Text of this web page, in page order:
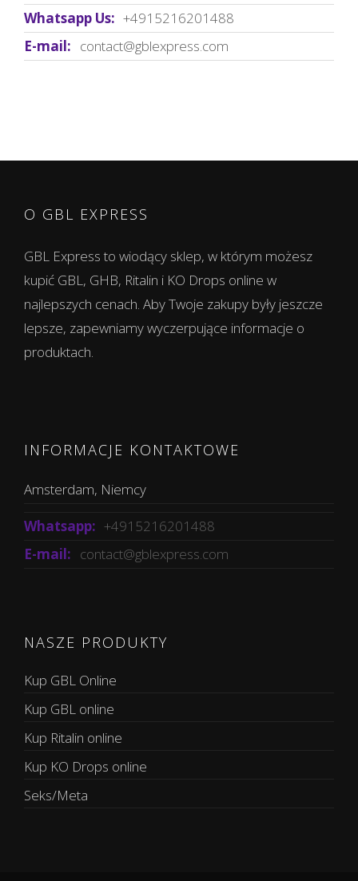
Whatsapp Us: +4915216201488
E-mail: contact@gblexpress.com
O GBL EXPRESS
GBL Express to wiodący sklep, w którym możesz
kupić GBL, GHB, Ritalin i KO Drops online w
najlepszych cenach. Aby Twoje zakupy były jeszcze
lepsze, zapewniamy wyczerpujące informacje o
produktach.
INFORMACJE KONTAKTOWE
Amsterdam, Niemcy
Whatsapp: +4915216201488
E-mail: contact@gblexpress.com
NASZE PRODUKTY
Kup GBL Online
Kup GBL online
Kup Ritalin online
Kup KO Drops online
Seks/Meta